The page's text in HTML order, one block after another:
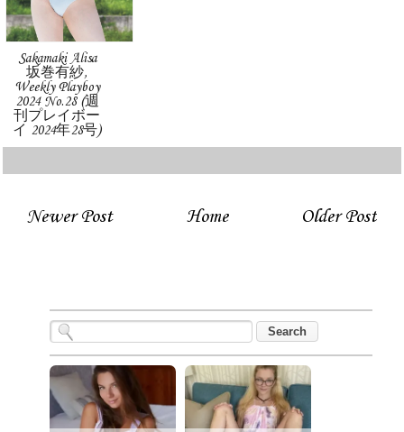
Sakamaki Alisa
坂巻有紗,
Weekly Playboy
2024 No.28 (週
刊プレイボー
イ 2024年28号)
Newer Post Older Post
Home